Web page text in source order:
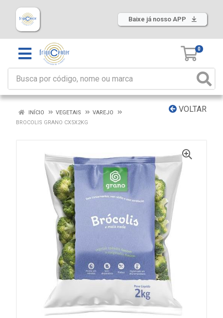
Baixe já nosso APP
0
VOLTAR
INÍCIO VEGETAIS
VAREJO
BROCOLIS GRANO CX5X2KG